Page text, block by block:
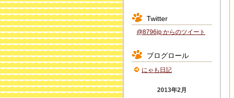
Twitter
@8796jp からのツイート
ブログロール
にゃも日記
2013年2月